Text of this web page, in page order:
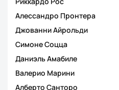
Алессандро Пронтера
Джованни Айрольди
Симоне Соцца
Даниэль Амабиле
Валерио Марини
Алберто Санторо